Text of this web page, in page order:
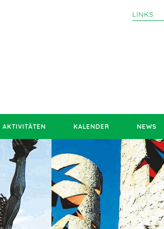
LINKS
AKTIVITÄTEN KALENDER NEWS